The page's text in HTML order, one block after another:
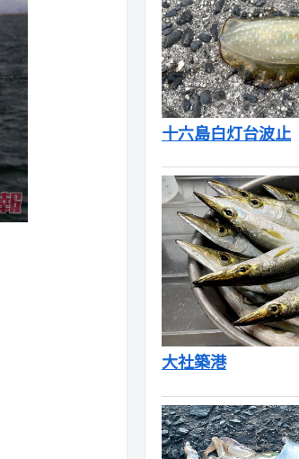
十六島白灯台波止
大社築港